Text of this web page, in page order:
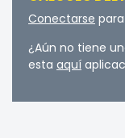
Conectarse
¿Aún no tiene
esta aquí